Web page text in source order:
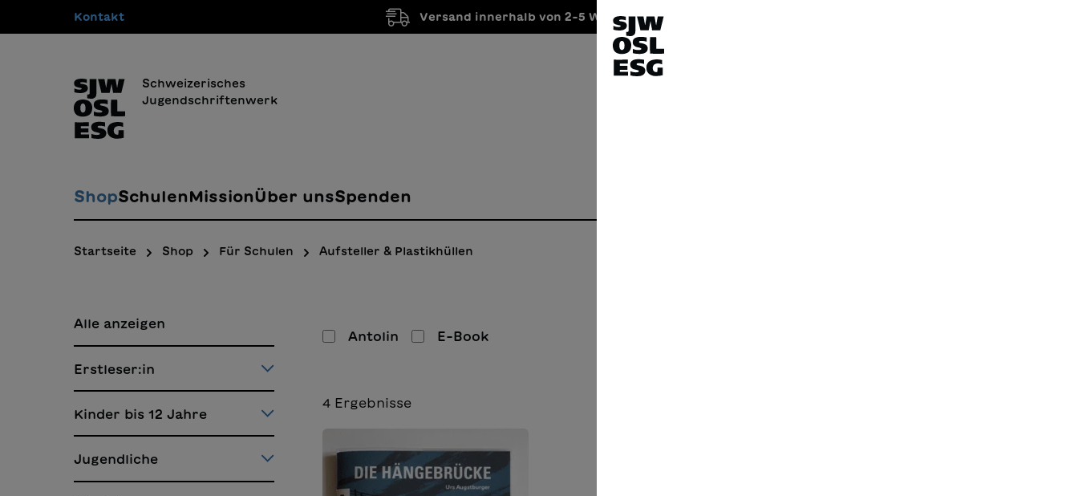
Zur Hauptnavigation springen
Kontakt Versand innerhalb von 2-5 Werktagen
Schweizerisches
Jugendschriftenwerk
ShopSchulen MissionÜber unsSpenden
Startseite Shop Für Schulen Aufsteller & Plastikhüllen
Alle anzeigen
Erstleser:in
Kinder bis 12 Jahre
Jugendliche
Antolin E-Book
4 Ergebnisse